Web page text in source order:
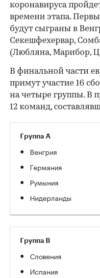
коронавируса
времени этапа.
будут сыграны в
Секешфехервар,
(Любляна, Марибор,
В финальной части
примут участие 16
на четыре группы. В
12 команд,
Группа A
Венгрия
Германия
Румыния
Нидерланды
Группа B
Словения
Испания